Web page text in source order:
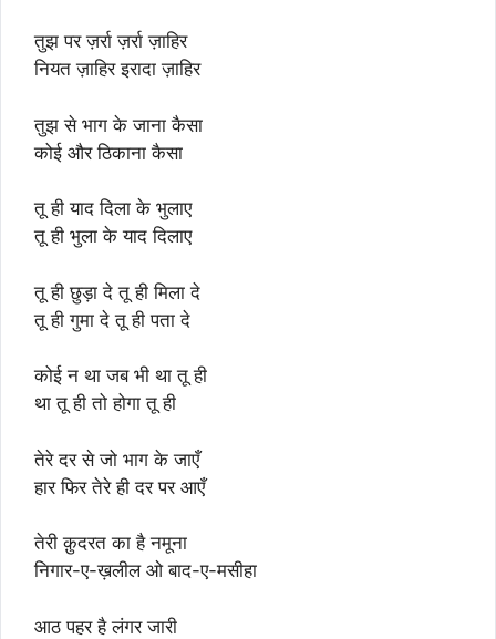
तुझ पर ज़र्रा ज़र्रा ज़ाहिर
नियत ज़ाहिर इरादा ज़ाहिर
तुझ से भाग के जाना कैसा
कोई और ठिकाना कैसा
तू ही याद दिला के भुलाए
तू ही भुला के याद दिलाए
तू ही छुड़ा दे तू ही मिला दे
तू ही गुमा दे तू ही पता दे
कोई न था जब भी था तू ही
था तू ही तो होगा तू ही
तेरे दर से जो भाग के जाएँ
हार फिर तेरे ही दर पर आएँ
तेरी क़ुदरत का है नमूना
निगार-ए-ख़लील ओ बाद-ए-मसीहा
आठ पहर है लंगर जारी